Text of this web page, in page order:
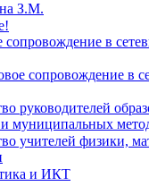
З.М.
в
сопровождение в
руководителей
муниципальных
учителей физики,
и ИКТ